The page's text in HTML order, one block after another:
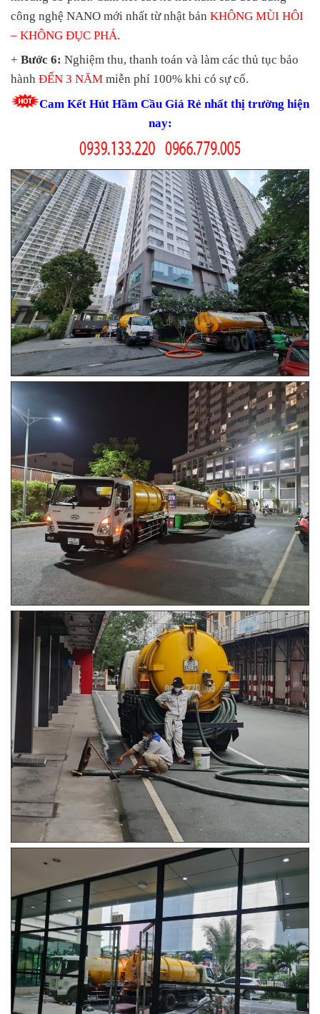
công nghệ NANO mới nhất từ nhật bản KHÔNG MÙI HÔI
– KHÔNG ĐỤC PHÁ.
+ Bước 6: Nghiệm thu, thanh toán và làm các thủ tục bảo
hành ĐẾN 3 NĂM miễn phí 100% khi có sự cố.
Cam Kết Hút Hầm Cầu Giá Rẻ nhất thị trường hiện
nay: